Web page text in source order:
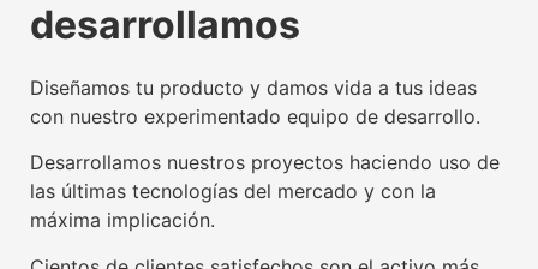
desarrollamos
Diseñamos tu producto y damos vida a tus ideas
con nuestro experimentado equipo de desarrollo.
Desarrollamos nuestros proyectos haciendo uso de
las últimas tecnologías del mercado y con la
máxima implicación.